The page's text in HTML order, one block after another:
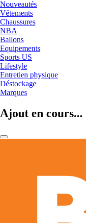
Nouveautés
Vêtements
Chaussures
NBA
Ballons
Equipements
Sports US
Lifestyle
Entretien physique
Déstockage
Marques
Ajout en cours...